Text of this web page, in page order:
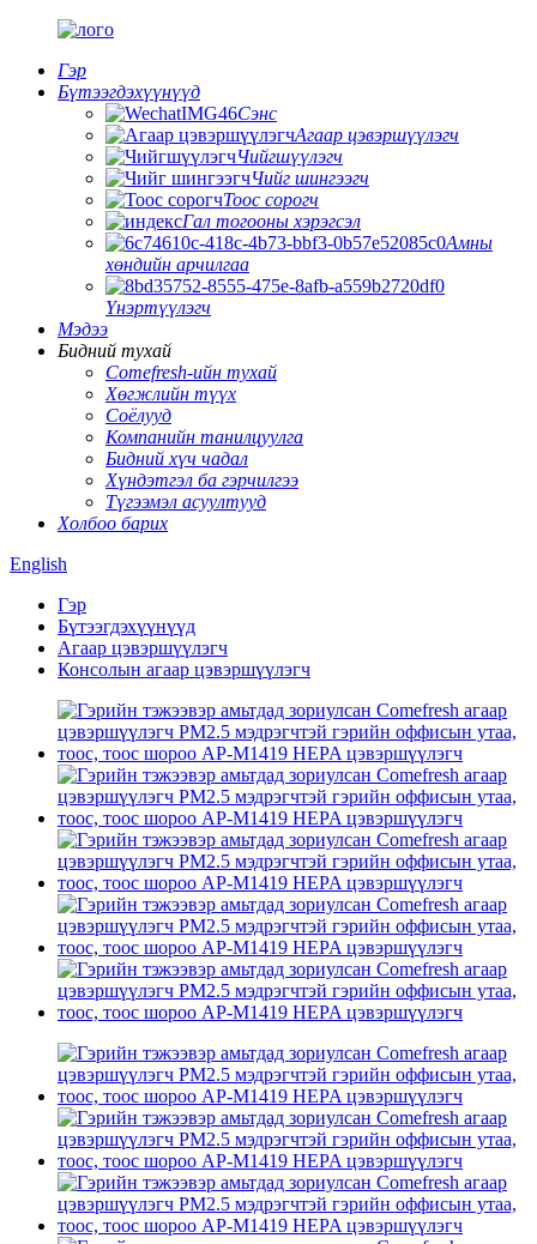
Гэр
Бүтээгдэхүүнүүд
Сэнс
Агаар цэвэршүүлэгч
Чийгшүүлэгч
Чийг шингээгч
Тоос сорогч
Гал тогооны хэрэгсэл
Амны
хөндийн арчилгаа
Үнэртүүлэгч
Мэдээ
Бидний тухай
Comefresh-ийн тухай
Хөгжлийн түүх
Соёлууд
Компанийн танилцуулга
Бидний хүч чадал
Хүндэтгэл ба гэрчилгээ
Түгээмэл асуултууд
Холбоо барих
English
Гэр
Бүтээгдэхүүнүүд
Агаар цэвэршүүлэгч
Консолын агаар цэвэршүүлэгч